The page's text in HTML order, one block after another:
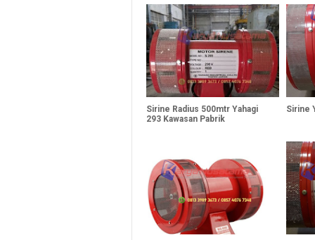
Sirine Radius 500mtr Yahagi
293 Kawasan Pabrik
Sirine